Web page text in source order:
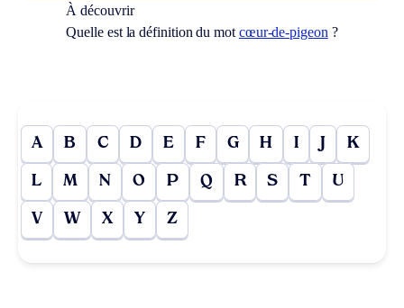
À découvrir
Quelle est la définition du mot cœur-de-pigeon ?
A B C D E F G H I J K
L M N O P Q R S T U
V W X Y Z